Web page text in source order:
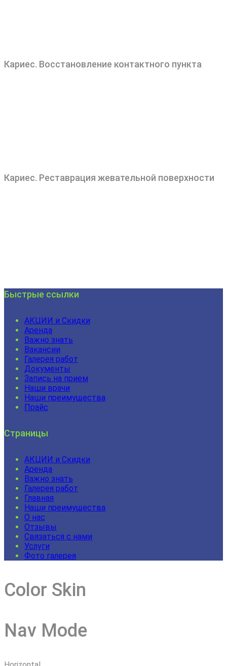
Кариес. Восстановление контактного пункта
Кариес. Реставрация жевательной поверхности
Быстрые ссылки
АКЦИИ и Скидки
Аренда
Важно знать
Вакансии
Галерея работ
Документы
Запись на прием
Наши врачи
Наши преимущества
Прайс
Страницы
АКЦИИ и Скидки
Аренда
Важно знать
Галерея работ
Главная
Наши преимущества
О нас
Отзывы
Связаться с нами
Услуги
Фото галерея
Color Skin
Nav Mode